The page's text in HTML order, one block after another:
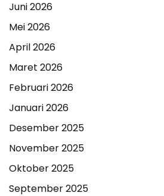
Juni 2026
Mei 2026
April 2026
Maret 2026
Februari 2026
Januari 2026
Desember 2025
November 2025
Oktober 2025
September 2025